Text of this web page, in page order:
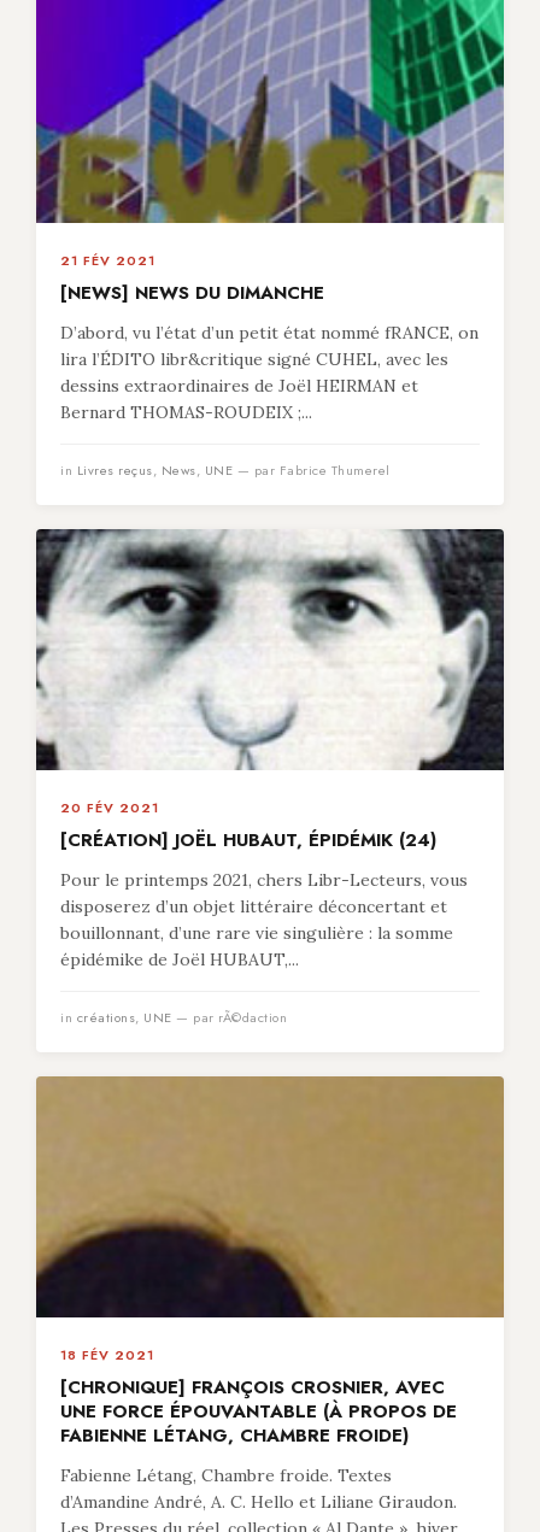
21 FÉV 2021
[NEWS] NEWS DU DIMANCHE
D’abord, vu l’état d’un petit état nommé fRANCE, on
lira l’ÉDITO libr&critique signé CUHEL, avec les
dessins extraordinaires de Joël HEIRMAN et
Bernard THOMAS-ROUDEIX ;...
in Livres reçus, News, UNE — par Fabrice Thumerel
20 FÉV 2021
[CRÉATION] JOËL HUBAUT, ÉPIDÉMIK (24)
Pour le printemps 2021, chers Libr-Lecteurs, vous
disposerez d’un objet littéraire déconcertant et
bouillonnant, d’une rare vie singulière : la somme
épidémike de Joël HUBAUT,...
in créations, UNE — par rÃ©daction
18 FÉV 2021
[CHRONIQUE] FRANÇOIS CROSNIER, AVEC
UNE FORCE ÉPOUVANTABLE (À PROPOS DE
FABIENNE LÉTANG, CHAMBRE FROIDE)
Fabienne Létang, Chambre froide. Textes
d’Amandine André, A. C. Hello et Liliane Giraudon.